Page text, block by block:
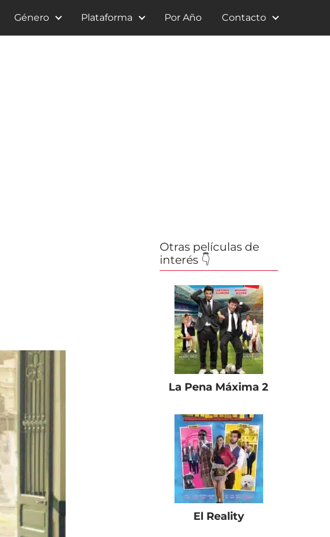
Género Plataforma Por Año Contacto
Otras películas de
interés 👇
La Pena Máxima 2
El Reality